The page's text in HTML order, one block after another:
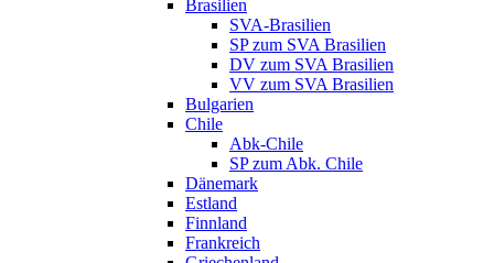
Brasilien
SVA-Brasilien
SP zum SVA Brasilien
DV zum SVA Brasilien
VV zum SVA Brasilien
Bulgarien
Chile
Abk-Chile
SP zum Abk. Chile
Dänemark
Estland
Finnland
Frankreich